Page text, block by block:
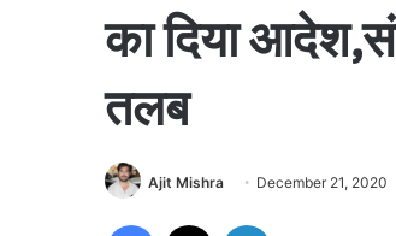
का दिया
तलब
Ajit Mishra December 21, 2020
Facebook